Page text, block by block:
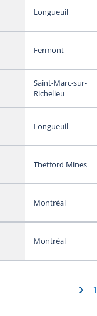
Longueuil
Fermont
Saint-Marc-sur-
Richelieu
Longueuil
Thetford Mines
Montréal
Montréal
1